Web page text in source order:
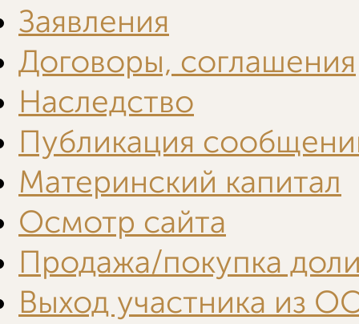
Заявления
Договоры, соглашения
Наследство
Публикация
Материнский капитал
Осмотр сайта
Продажа/покупка
Выход участника из